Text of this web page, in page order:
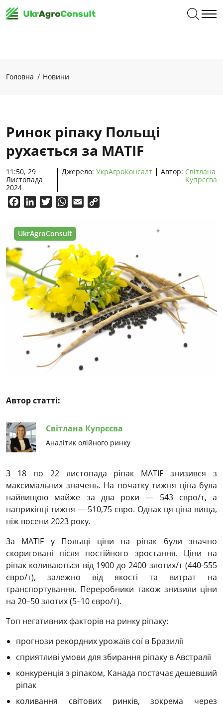
Головна Новини
Ринок ріпаку Польщі
рухається за MATIF
11:50, 29
Листопада
2024
Джерело: УкрАгроКонсалт Автор: Світлана
Купрєєва
FacebookLinkedInTwitterWhatsApp
Email
UkrAgroConsult
Автор статті:
Світлана Купрєєва
Аналітик олійного ринку
З 18 по 22 листопада ріпак MATIF знизився з
максимальних значень. На початку тижня ціна була
найвищою майже за два роки — 543 євро/т, а
наприкінці тижня — 510,75 євро. Однак ця ціна вища,
ніж восени 2023 року.
За MATIF у Польщі ціни на ріпак були значно
скориговані після постійного зростання. Ціни на
ріпак коливаються від 1900 до 2400 злотих/т (440-555
євро/т), залежно від якості та витрат на
транспортування. Переробники також знизили ціни
на 20–50 злотих (5–10 євро/т).
Топ негативних факторів на ринку ріпаку:
прогнози рекордних урожаїв сої в Бразилії
сприятливі умови для збирання ріпаку в Австралії
конкуренція з ріпаком, Канада постачає дешевший
ріпак
коливання світових ринків, зокрема через